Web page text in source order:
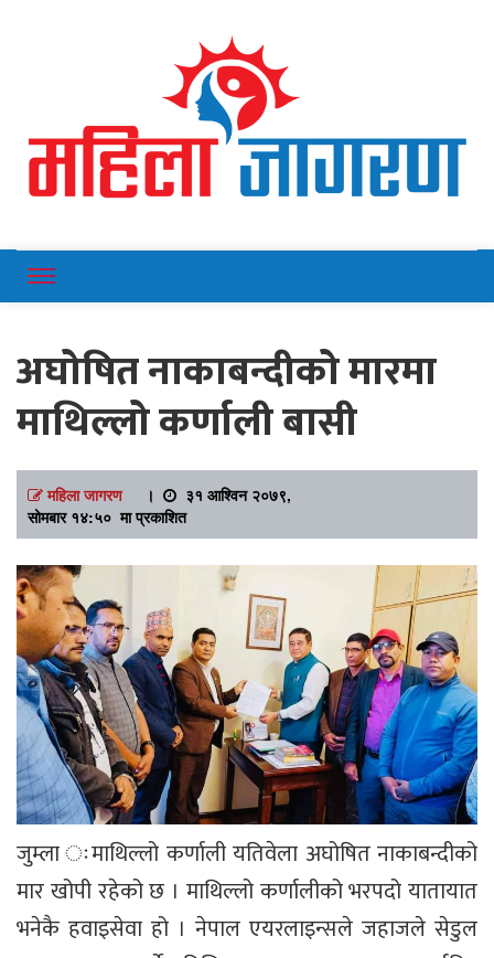
Mahilajagaran
अघोषित नाकाबन्दीको मारमा
माथिल्लो कर्णाली बासी
महिला जागरण।
३१ आश्विन २०७९,
सोमबार १४:५० मा प्रकाशित
जुम्ला ःमाथिल्लो कर्णाली यतिवेला अघोषित नाकाबन्दीको
मार खोपी रहेको छ । माथिल्लो कर्णालीको भरपदो यातायात
भनेकै हवाइसेवा हो । नेपाल एयरलाइन्सले जहाजले सेडुल